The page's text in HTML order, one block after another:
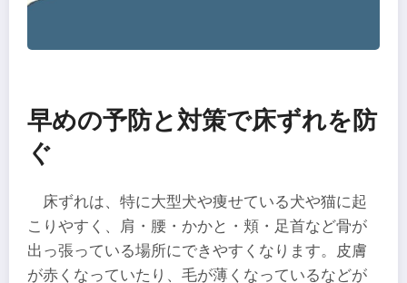
早めの予防と対策で床ずれを防
ぐ
床ずれは、特に大型犬や痩せている犬や猫に起
こりやすく、肩・腰・かかと・頬・足首など骨が
出っ張っている場所にできやすくなります。皮膚
が赤くなっていたり、毛が薄くなっているなどが